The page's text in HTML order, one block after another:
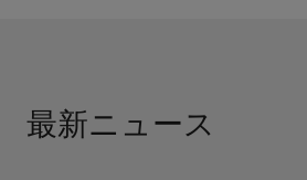
最新ニュース